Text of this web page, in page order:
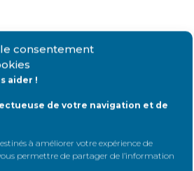
consentement
aider !
de votre navigation et de
à améliorer votre expérience de
permettre de partager de l’information
Identifiant: